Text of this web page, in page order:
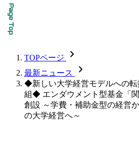
TOPページ chevron_forward
最新ニュース chevron_forward
◆新しい大学経営モデルへの転
組◆ エンダウメント型基金「
創設 ～学費・補助金型の経営
の大学経営へ～